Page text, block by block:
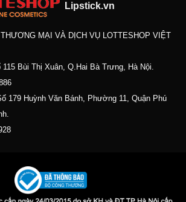
Lipstick.vn
MẠI VÀ DỊCH VỤ LOTTESHOP VIỆT
115 Bùi Thị Xuân, Q.Hai Bà Trưng, Hà Nội.
179 Huỳnh Văn Bánh, Phường 11, Quận Phú